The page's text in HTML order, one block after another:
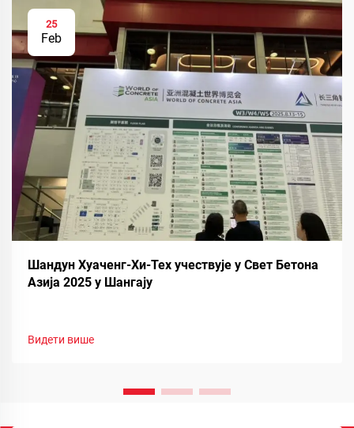
25
Feb
Шандун Хуаченг-Хи-Тех учествује у Свет Бетона
Азија 2025 у Шангају
Видети више